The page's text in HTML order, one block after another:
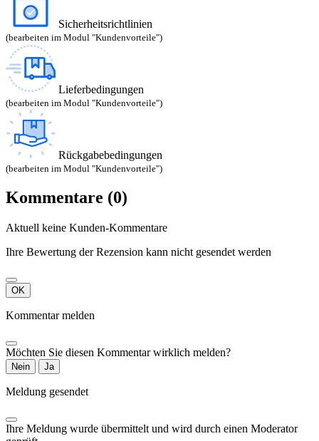
Sicherheitsrichtlinien
(bearbeiten im Modul "Kundenvorteile")
Lieferbedingungen
(bearbeiten im Modul "Kundenvorteile")
Rückgabebedingungen
(bearbeiten im Modul "Kundenvorteile")
Kommentare (0)
Aktuell keine Kunden-Kommentare
Ihre Bewertung der Rezension kann nicht gesendet werden
OK
Kommentar melden
Möchten Sie diesen Kommentar wirklich melden?
Nein Ja
Meldung gesendet
Ihre Meldung wurde übermittelt und wird durch einen Moderator